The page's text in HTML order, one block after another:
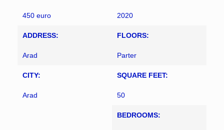
450 euro
ADDRESS:
Arad
CITY:
Arad
2020
FLOORS:
Parter
SQUARE FEET:
50
BEDROOMS: